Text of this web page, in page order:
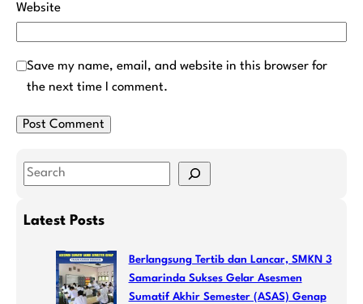
Website
Save my name, email, and website in this browser for
the next time I comment.
S
aLatest Posts
Berlangsung Tertib dan Lancar, SMKN 3
Samarinda Sukses Gelar Asesmen
Sumatif Akhir Semester (ASAS) Genap